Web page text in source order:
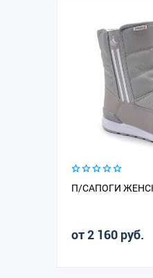
П/САПОГИ
от 2 160 руб.